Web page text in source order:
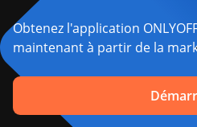
Obtenez l'application
maintenant à partir de la